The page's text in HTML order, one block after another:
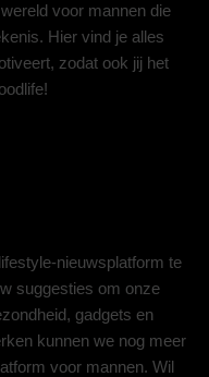
voor mannen die
Hier vind je alles
zodat ook jij het
nieuwsplatform te
suggesties om onze
gadgets en
kunnen we nog meer
voor mannen. Wil